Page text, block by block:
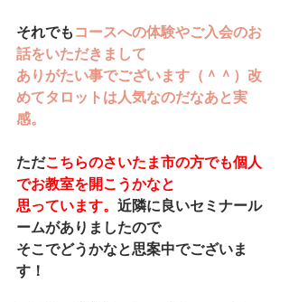
それでもコースへの体験やご入会のお
話をいただきまして
ありがたい事でございます（＾＾）改
めてタロットは人気なのだなあと実
感。
ただこちらのさいたま市の方でも個人
でお教室を開こうかなと
思っています。 近隣に良いセミナール
ームがありましたので
そこでどうかなと思案中でございま
す！